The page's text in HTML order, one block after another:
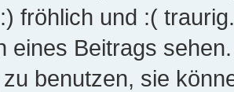
fröhlich und :(
eines Beitrags
benutzen, sie